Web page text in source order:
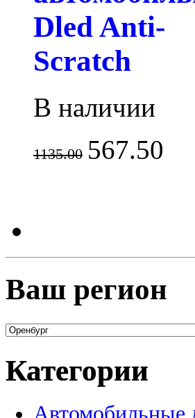
Dled Anti-
Scratch
В наличии
1135.00 567.50
Ваш регион
Категории